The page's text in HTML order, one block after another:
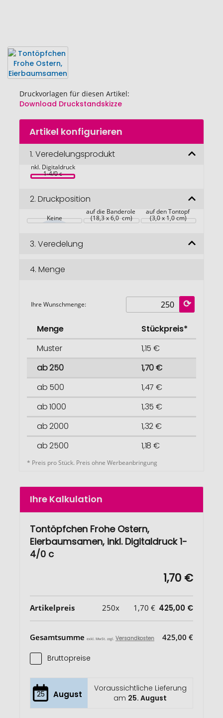
Druckvorlagen für diesen Artikel:
Download Druckstandskizze
Zum
Anfang
Bildgalerie
springen
Artikel konfigurieren
1. Veredelungsprodukt
Frohe Ostern,
Eierbaumsamen,
inkl. Digitaldruck
1-4/0 c
2. Druckposition
Keine
auf die Banderole
(18,3 x 6,0  cm)
auf den Tontopf
(3,0 x 1,0 cm)
3. Veredelung
4. Menge
Ihre Wunschmenge:
Menge
Stückpreis*
Muster
1,15 €
ab 250
1,70 €
ab 500
1,47 €
ab 1000
1,35 €
ab 2000
1,32 €
ab 2500
1,18 €
* Preis pro Stück. Preis ohne Werbeanbringung
Ihre Kalkulation
Tontöpfchen Frohe Ostern,
Eierbaumsamen, inkl. Digitaldruck 1-
4/0 c
1,70 €
Artikelpreis 250x 1,70 € 425,00 €
Gesamtsumme exkl. MwSt. zzgl. Versandkosten 425,00 €
Bruttopreise
25 August
Voraussichtliche Lieferung
am 25. August